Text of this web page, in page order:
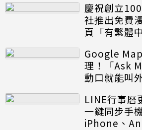
慶祝創立
社推出免費
頁「有繁體中
Google
理！「Ask
動口就能叫
LINE行事曆
一鍵同步手
iPhone、